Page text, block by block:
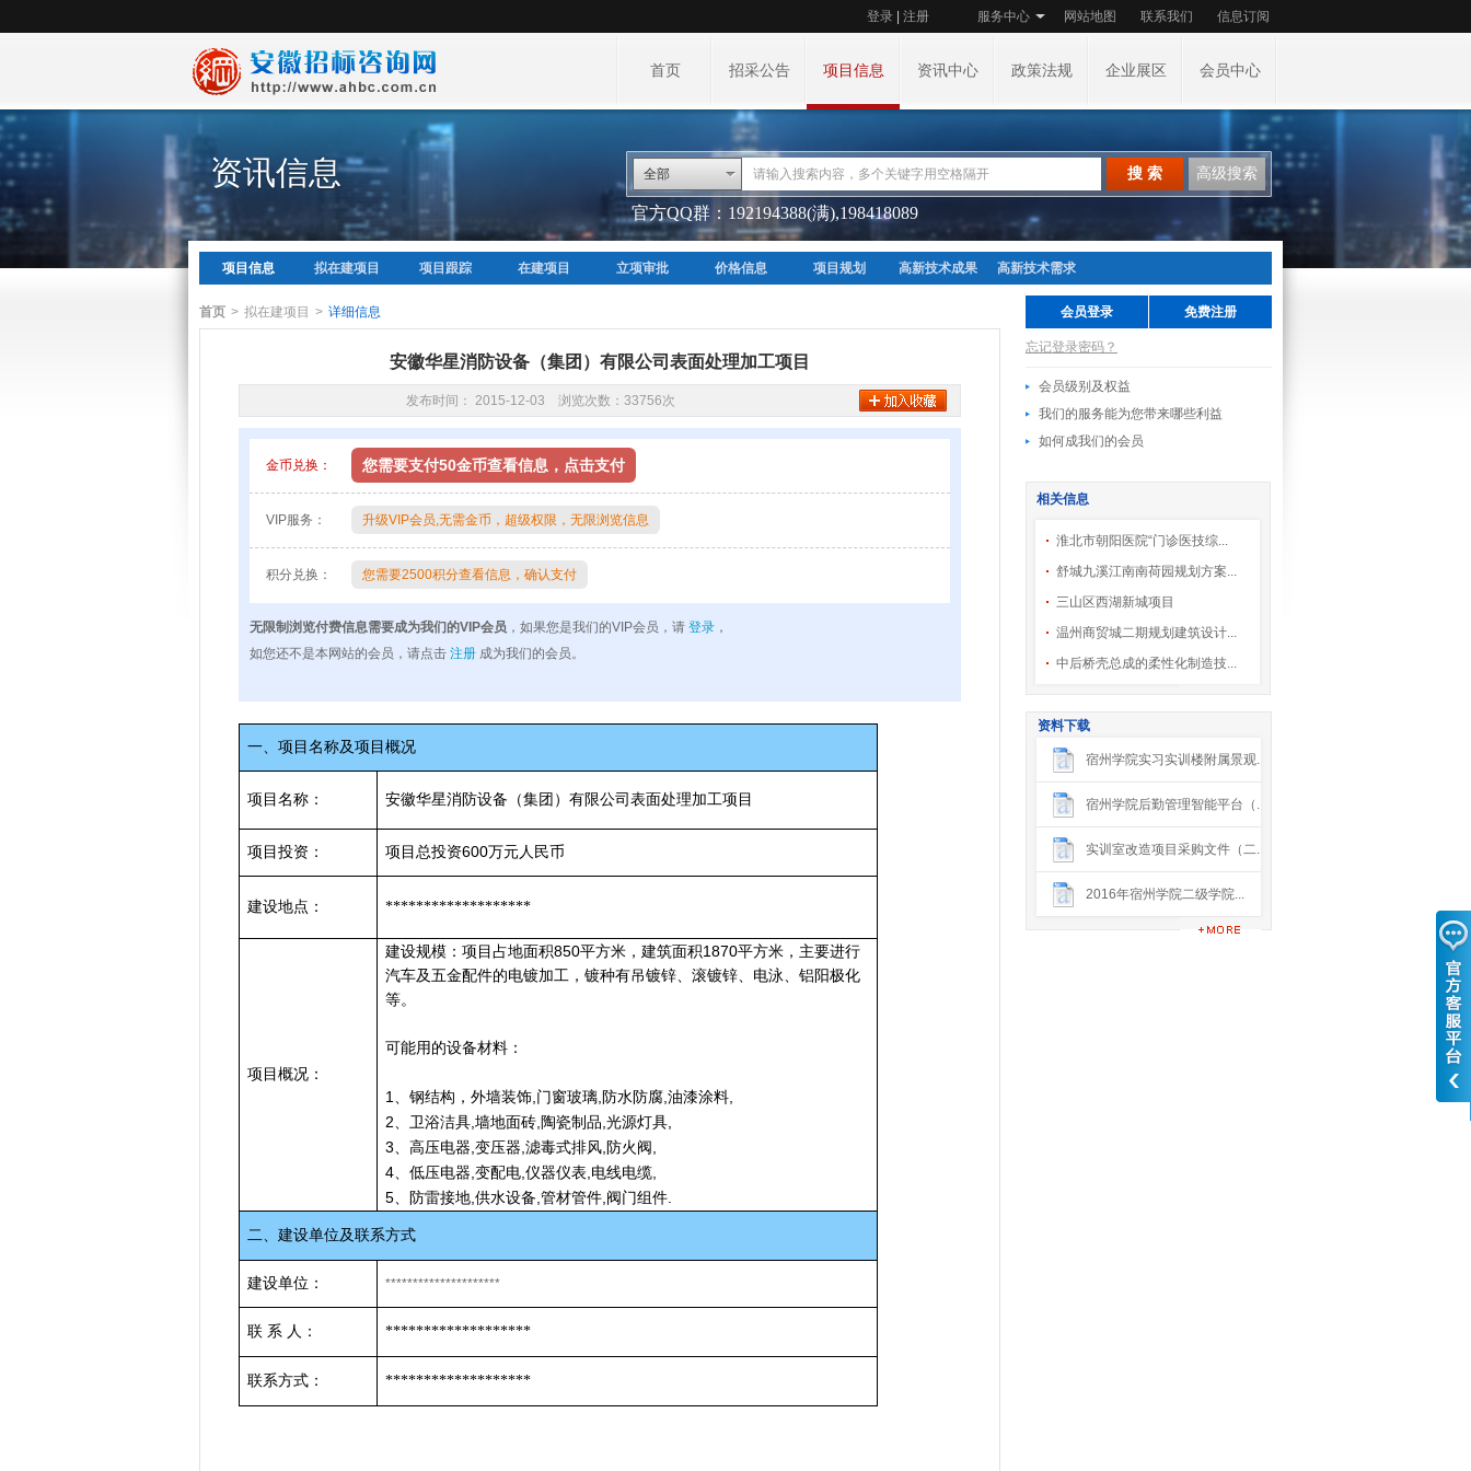
服务中心 网站地图 联系我们 信息订阅
登录 注册
首页 招采公告 项目信息 资讯中心 政策法规 企业展区 会员中心
资讯信息 全部 搜 索 高级搜索
官方QQ群：192194388(满),198418089
项目信息 拟在建项目 项目跟踪 在建项目 立项审批 价格信息 项目规划 高新技术成果 高新技术需求
首页 > 拟在建项目 > 详细信息
安徽华星消防设备（集团）有限公司表面处理加工项目
发布时间： 2015-12-03 浏览次数：33756次
金币兑换：
VIP服务：
积分兑换：
您需要支付50金币查看信息，点击支付
升级VIP会员,无需金币，超级权限，无限浏览信息
您需要2500积分查看信息，确认支付
无限制浏览付费信息需要成为我们的VIP会员 ，如果您是我们的VIP会员，请 登录 ，
如您还不是本网站的会员，请点击 注册 成为我们的会员。
一、项目名称及项目概况
项目名称： 安徽华星消防设备（集团）有限公司表面处理加工项目
项目投资： 项目总投资600万元人民币
建设地点： *******************
项目概况：
建设规模：项目占地面积850平方米，建筑面积1870平方米，主要进行
汽车及五金配件的电镀加工，镀种有吊镀锌、滚镀锌、电泳、铝阳极化
等。
可能用的设备材料 ：
1 、钢结构，外墙装饰 门窗玻璃 防水防腐 ,油漆涂料
2、卫浴洁具 ,墙地面砖 陶瓷制品 ,光源灯具
3、高压电器 ,变压器 ,滤毒式排风 防火阀
4、低压电器 ,变配电 ,仪器仪表 电线电缆
5、防雷接地 ,供水设备 ,管材管件 阀门组件
二、建设单位及联系方式
建设单位： *********************
联 系 人： *******************
联系方式： *******************
会员登录 免费注册
忘记登录密码？
会员级别及权益
我们的服务能为您带来哪些利益
如何成我们的会员
相关信息
淮北市朝阳医院“门诊医技综...
舒城九溪江南南荷园规划方案...
三山区西湖新城项目
温州商贸城二期规划建筑设计...
中后桥壳总成的柔性化制造技...
资料下载
宿州学院实习实训楼附属景观...
宿州学院后勤管理智能平台（...
实训室改造项目采购文件（二...
2016年宿州学院二级学院...